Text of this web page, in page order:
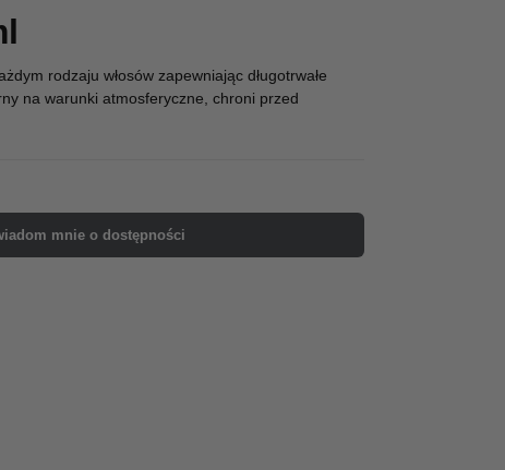
rodzaju włosów zapewniając długotrwałe
na warunki atmosferyczne, chroni przed
mnie o dostępności